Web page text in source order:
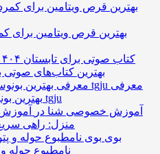
بهترین قرص ویتامین برای
بهترین کتاب‌های
معرفی
بهترین بونوس‌های فارکس در سایت tgju
آموزش خصوصی شنا در
منزل: راهی
بوی
نامطبوع حوله و